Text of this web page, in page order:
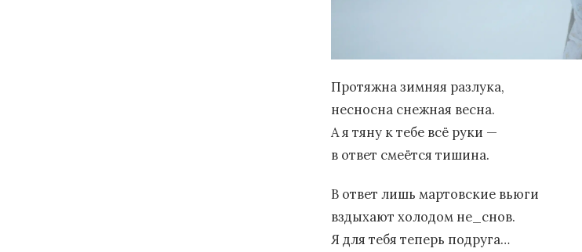
Протяжна зимняя разлука,
несносна снежная весна.
А я тяну к тебе всё руки —
в ответ смеётся тишина.
В ответ лишь мартовские вьюги
вздыхают холодом не_снов.
Я для тебя теперь подруга…